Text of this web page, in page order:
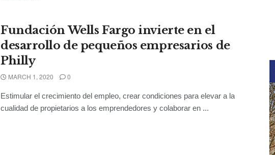
Fundación Wells Fargo invierte en el
desarrollo de pequeños empresarios de
Philly
MARCH 1, 2020 0
Estimular el crecimiento del empleo, crear condiciones para elevar a la
cualidad de propietarios a los emprendedores y colaborar en ...